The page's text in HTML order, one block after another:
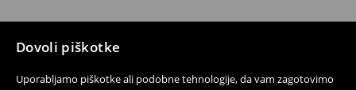
Dovoli piškotke
Uporabljamo piškotke ali podobne tehnologije, da vam zagotovimo